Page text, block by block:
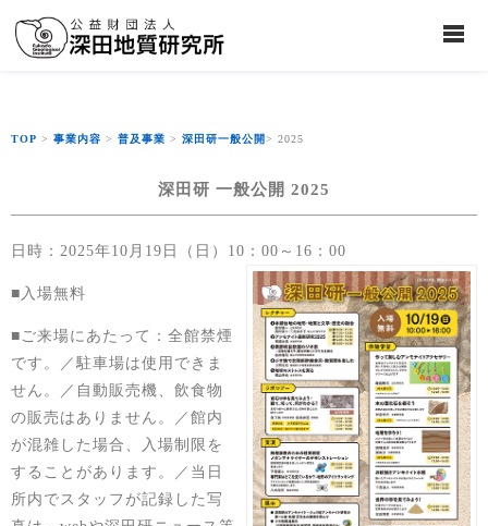
TOP > 事業内容 > 普及事業 > 深田研一般公開> 2025
深田研 一般公開 2025
日時：2025年10月19日（日）10：00～16：00
■入場無料
■ご来場にあたって：全館禁煙
です。／駐車場は使用できま
せん。／自動販売機、飲食物
の販売はありません。／館内
が混雑した場合、入場制限を
することがあります。／当日
所内でスタッフが記録した写